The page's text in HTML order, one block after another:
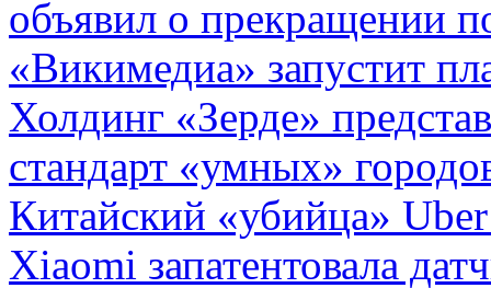
объявил о прекращении
«Викимедиа» запустит
Холдинг «Зерде»
стандарт «умных»
Китайский «убийца»
Xiaomi запатентовала